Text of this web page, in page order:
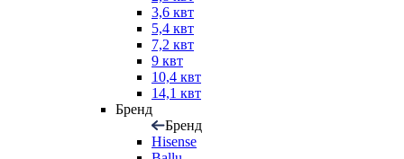
3,6 квт
5,4 квт
7,2 квт
9 квт
10,4 квт
14,1 квт
Бренд
Бренд
Hisense